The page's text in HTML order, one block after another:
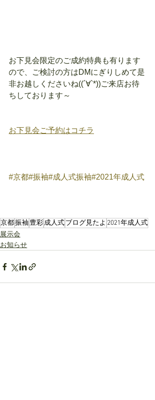
お下見会限定のご成約特典も有ります
ので、ご検討の方はDMにぎりしめて是
非お越しくださ いね((´∀`*))ご来店お待
ちしております～
お下見会ご予約はコチラ
#京都#振袖#成人式振袖#2021年成人式
京都振袖豊彩成人式ブログ見たよ 2021年成人式
展示会
お知らせ